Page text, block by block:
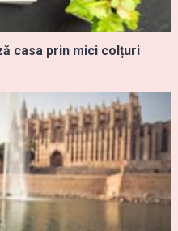
casa prin mici colțuri